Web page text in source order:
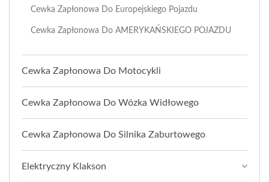
Cewka Zapłonowa Do Europejskiego Pojazdu
Cewka Zapłonowa Do AMERYKAŃSKIEGO POJAZDU
Cewka Zapłonowa Do Motocykli
Cewka Zapłonowa Do Wózka Widłowego
Cewka Zapłonowa Do Silnika Zaburtowego
Elektryczny Klakson